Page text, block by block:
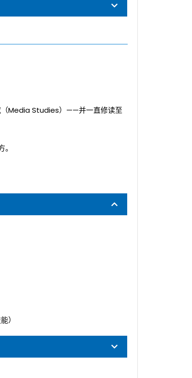
Media Studies）——并一直修读至
）